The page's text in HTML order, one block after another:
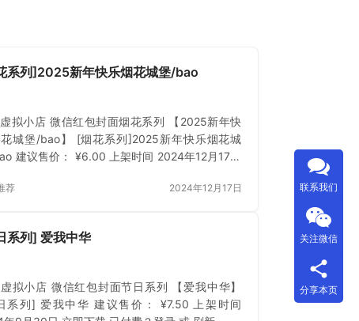
系列]2025新年快乐烟花城堡/bao
拟小店 微信红包封面烟花系列 【2025新年快
花城堡/bao】 [烟花系列]2025新年快乐烟花城
建议售价： ¥6.00 上架时间 2024年12月17日
荐 2024年12月17日
系列] 爱我中华
拟小店 微信红包封面节日系列 【爱我中华】
系列] 爱我中华 建议售价： ¥7.50 上架时间
联系我们
关注微信
分享本页